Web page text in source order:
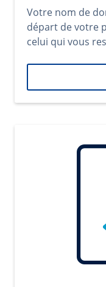
Votre nom de
départ de votre
celui qui vous